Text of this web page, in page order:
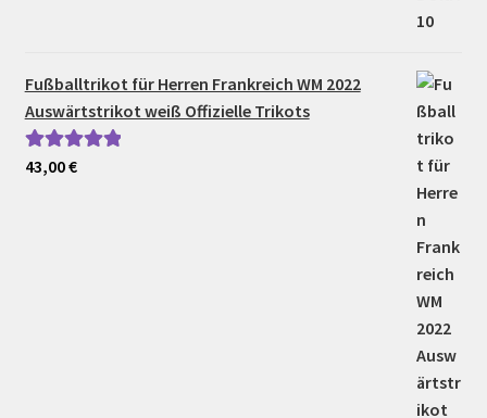
Fußballtrikot für Herren Frankreich WM 2022
Auswärtstrikot weiß Offizielle Trikots
Bewertet mit
43,00€